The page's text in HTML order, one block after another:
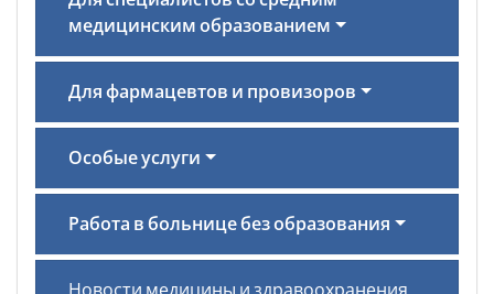
медицинским образованием
Для фармацевтов и провизоров
Особые услуги
Работа в больнице без образования